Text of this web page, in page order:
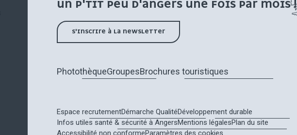
UN P'TIT PEU D'ANGERS UNE FOIS PAR MOIS !
S'INSCRIRE À LA NEWSLETTER
PhotothèqueGroupesBrochures touristiques
Espace recrutementDémarche QualitéDéveloppement durable
Infos utiles santé & sécurité à AngersMentions légalesPlan du site
Accessibilité non conformeParamètres des cookies